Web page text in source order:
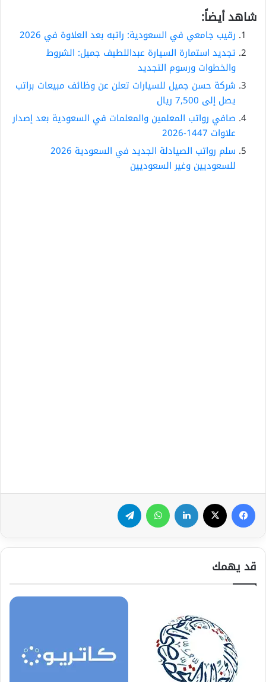
شاهد أيضاً:
رقيب جامعي في السعودية: راتبه بعد العلاوة في 2026
تجديد استمارة السيارة عبداللطيف جميل: الشروط
والخطوات ورسوم التجديد
شركة حسن جميل للسيارات تعلن عن وظائف مبيعات براتب
يصل إلى 7,500 ريال
صافي رواتب المعلمين والمعلمات في السعودية بعد إصدار
علاوات 1447-2026
سلم رواتب الصيادلة الجديد في السعودية 2026
للسعوديين وغير السعوديين
فيسبوك لينكدإن واتساب
قد يهمك